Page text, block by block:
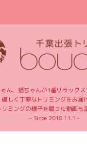
ん、猫ちゃんが1番リラック
優しく丁寧なトリミングをお届
リミングの様子を撮った動画も
- Since 2018.11.1 -